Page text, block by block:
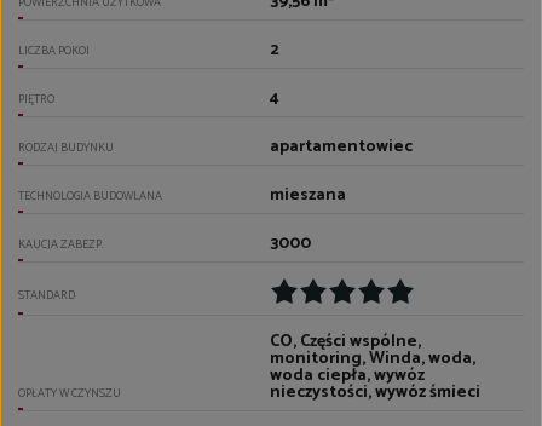
LICZBA POKOI 2
PIĘTRO 4
RODZAJ BUDYNKU apartamentowiec
TECHNOLOGIA BUDOWLANA mieszana
KAUCJA ZABEZP. 3000
STANDARD
OPŁATY W CZYNSZU
CO, Części wspólne,
monitoring, Winda, woda,
woda ciepła, wywóz
nieczystości, wywóz śmieci